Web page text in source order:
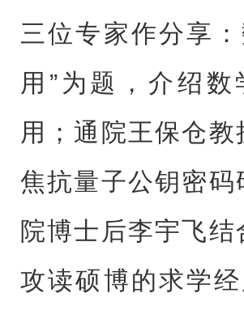
三位专家作分享
用”为题，介绍
用；通院王保仓
焦抗量子公钥密
院博士后李宇飞
攻读硕博的求学